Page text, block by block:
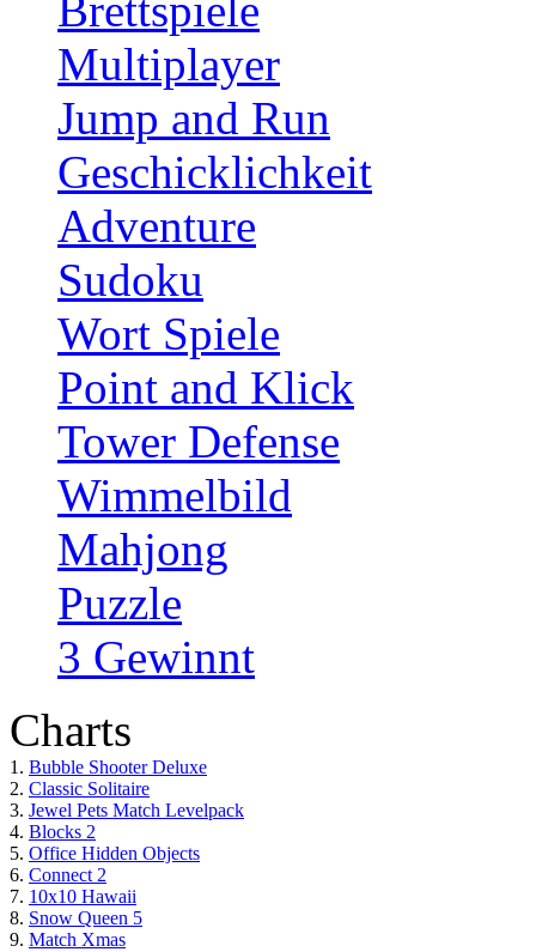
Multiplayer
Jump and Run
Geschicklichkeit
Adventure
Sudoku
Wort Spiele
Point and Klick
Tower Defense
Wimmelbild
Mahjong
Puzzle
3 Gewinnt
Charts
1. Bubble Shooter Deluxe
2. Classic Solitaire
3. Jewel Pets Match Levelpack
4. Blocks 2
5. Office Hidden Objects
6. Connect 2
7. 10x10 Hawaii
8. Snow Queen 5
9. Match Xmas